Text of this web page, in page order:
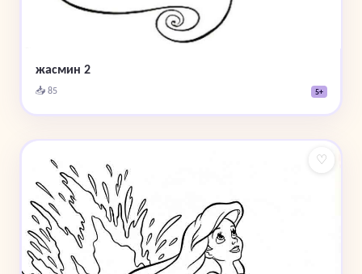
жасмин 2
📥 85 5+
♡